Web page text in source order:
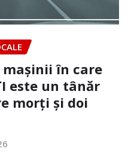
mașinii în care
este un tânăr
morți și doi